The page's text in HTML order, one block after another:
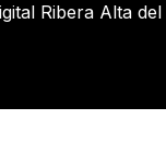
Ribera Alta del